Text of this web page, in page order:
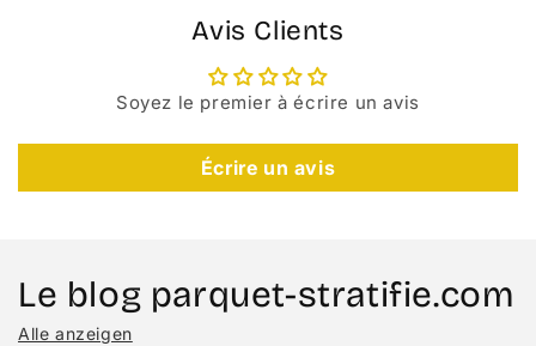
Avis Clients
Soyez le premier à écrire un avis
Écrire un avis
Le blog parquet-stratifie.com
Alle anzeigen